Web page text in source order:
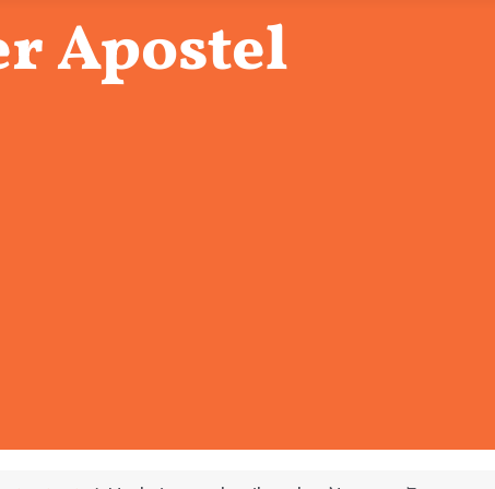
Apostel